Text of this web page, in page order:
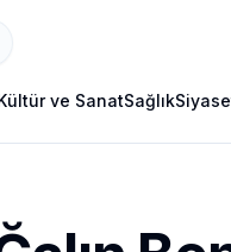
ve SanatSağlık